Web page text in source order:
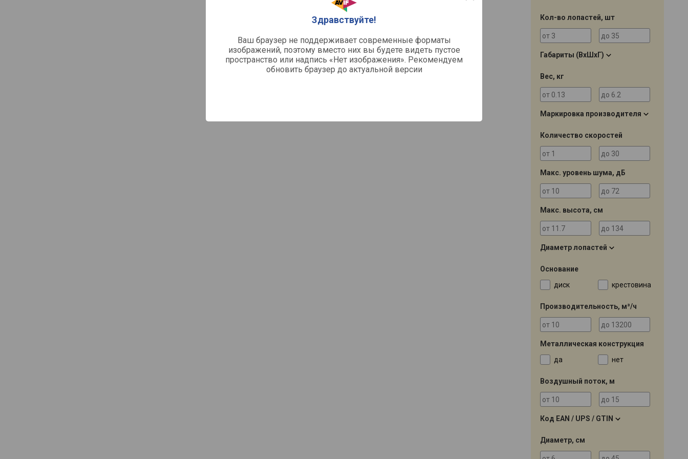
Здравствуйте!
Ваш браузер не поддерживает современные форматы
изображений, поэтому вместо них вы будете видеть пустое
пространство или надпись «Нет изображения». Рекомендуем
обновить браузер до актуальной версии
Кол-во лопастей, шт
Габариты (ВхШхГ)
Вес, кг
Маркировка производителя
Количество скоростей
Макс. уровень шума, дБ
Макс. высота, см
Диаметр лопастей
Основание
диск
крестовина
Производительность, м³/ч
Металлическая конструкция
да
нет
Воздушный поток, м
Код EAN / UPS / GTIN
Диаметр, см